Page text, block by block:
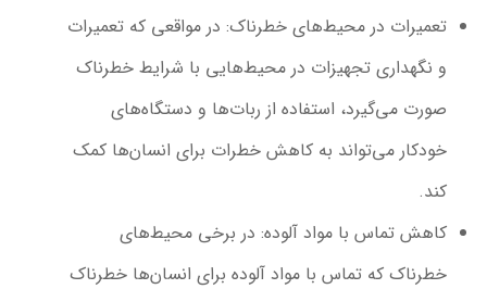
تعمیرات در محیط‌های خطرناک: در مواقعی که تعمیرات
و نگهداری تجهیزات در محیط‌هایی با شرایط خطرناک
صورت می‌گیرد، استفاده از ربات‌ها و دستگاه‌های
خودکار می‌تواند به کاهش خطرات برای انسان‌ها کمک
کند.
کاهش تماس با مواد آلوده: در برخی محیط‌های
خطرناک که تماس با مواد آلوده برای انسان‌ها خطرناک